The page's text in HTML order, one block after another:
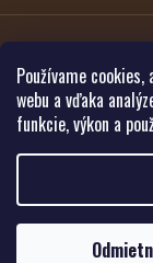
Používame
webu a vďaka
funkcie, výkon a